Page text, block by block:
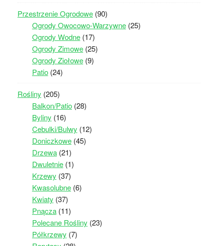
Przestrzenie Ogrodowe(90)
Ogrody Owocowo-Warzywne(25)
Ogrody Wodne(17)
Ogrody Zimowe(25)
Ogrody Ziołowe(9)
Patio(24)
Rośliny (205)
Balkon/Patio(28)
Byliny (16)
Cebulki/Bulwy (12)
Doniczkowe(45)
Drzewa(21)
Dwuletnie(1)
Krzewy (37)
Kwasolubne(6)
Kwiaty (37)
Pnącza(11)
Polecane Rośliny (23)
Półkrzewy (7)